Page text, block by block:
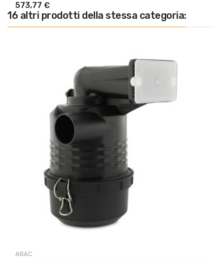
573,77 €
16 altri prodotti della stessa categoria:
ABAC